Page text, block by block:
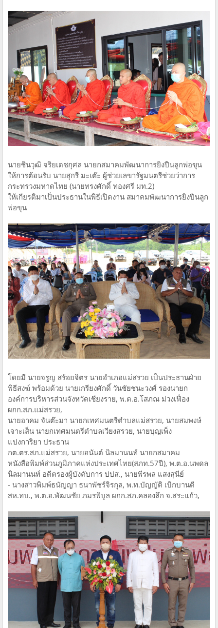
นายชินวุฒิ จริยเดชกุศล นายกสมาคมพัฒนาการยิงปืนลูกพ่อขุน
ให้การต้อนรับ นายสุกรี มะเต๊ะ ผู้ช่วยเลขารัฐมนตรีช่วยว่าการ
กระทรวงมหาดไทย (นายทรงศักดิ์ ทองศรี มท.2)
ให้เกียรติมาเป็นประธานในพิธีเปิดงาน สมาคมพัฒนาการยิงปืนลูก
พ่อขุน
โดยมี นายจรูญ สร้อยจิตร นายอำเภอแม่สรวย เป็นประธานฝ่าย
พิธีสงฆ์ พร้อมด้วย นายเกรียงศักดิ์ วันชัยชนะวงศ์ รองนายก
องค์การบริหารส่วนจังหวัดเชียงราย, พ.ต.อ.โสภณ ม่วงเฟื่อง
ผกก.สภ.แม่สรวย,
นายอาคม จันต๊ะมา นายกเทศมนตรีตำบลแม่สรวย, นายสมพงษ์
เจาะเส็น นายกเทศมนตรีตำบลเวียงสรวย, นายบุญเพ็ง
แปงการิยา ประธาน
กต.ตร.สภ.แม่สรวย, นายอนันต์ นิลมานนท์ นายกสมาคม
หนังสือพิมพ์ส่วนภูมิภาคแห่งประเทศไทย(สภท.57ปี), พ.ต.อ.นพดล
นิลมานนท์ อดีตรองผู้บังคับการ ปปส., นายพีรพล แสงสุนีย์
- นางสาวพิมพ์ธนัญญา ธนาพัชร์จิรกุล, พ.ท.บัญญัติ เบิกบานดี
สห.ทบ., พ.ต.อ.พัฒนชัย ภมรพิบูล ผกก.สภ.คลองลึก จ.สระแก้ว,